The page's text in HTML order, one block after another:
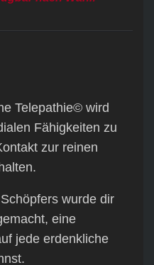
Telepathie© wird
Fähigkeiten zu
zur reinen
wurde dir
eine
jede erdenkliche